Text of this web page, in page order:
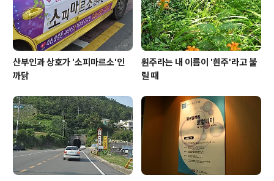
산부인과 상호가 '소피마르소'인
까닭
훤주라는 내 이름이 '흰주'라고 불
릴 때